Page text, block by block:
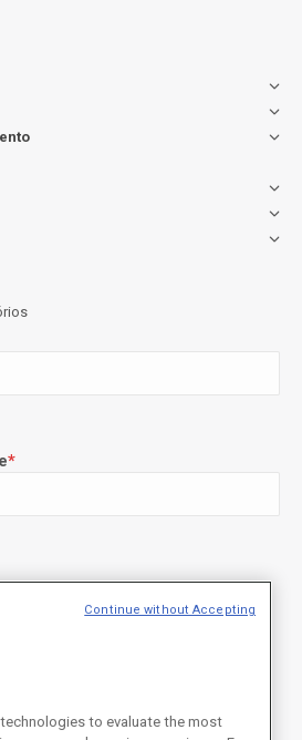
*
de uso descritos naPolítica de
terms of use described in the Privacy
to evaluate the most
Continue without Accepting